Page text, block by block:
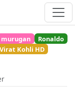
murugan
Ronaldo
Virat Kohli HD